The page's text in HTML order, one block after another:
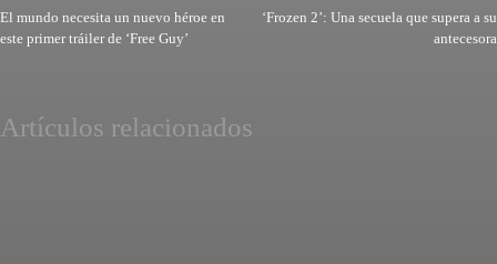
El mundo necesita un nuevo héroe en
este primer tráiler de ‘Free Guy’
‘Frozen 2’: Una secuela que supera a su
antecesora
Artículos relacionados